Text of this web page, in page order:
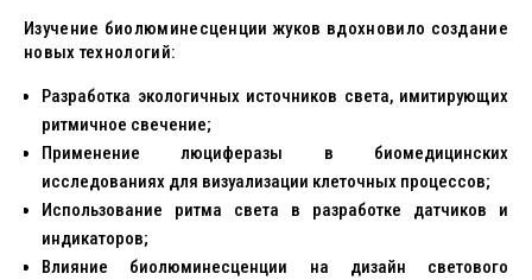
Изучение биолюминесценции жуков вдохновило создание
новых технологий:
Разработка экологичных источников света, имитирующих
ритмичное свечение;
Применение люциферазы в биомедицинских
исследованиях для визуализации клеточных процессов;
Использование ритма света в разработке датчиков и
индикаторов;
Влияние биолюминесценции на дизайн светового